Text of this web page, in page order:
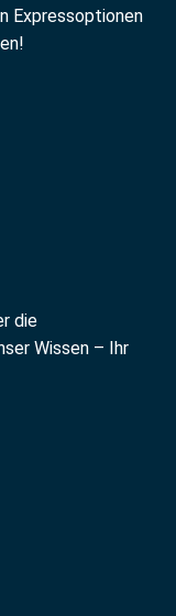
Expressoptionen
die
Wissen – Ihr